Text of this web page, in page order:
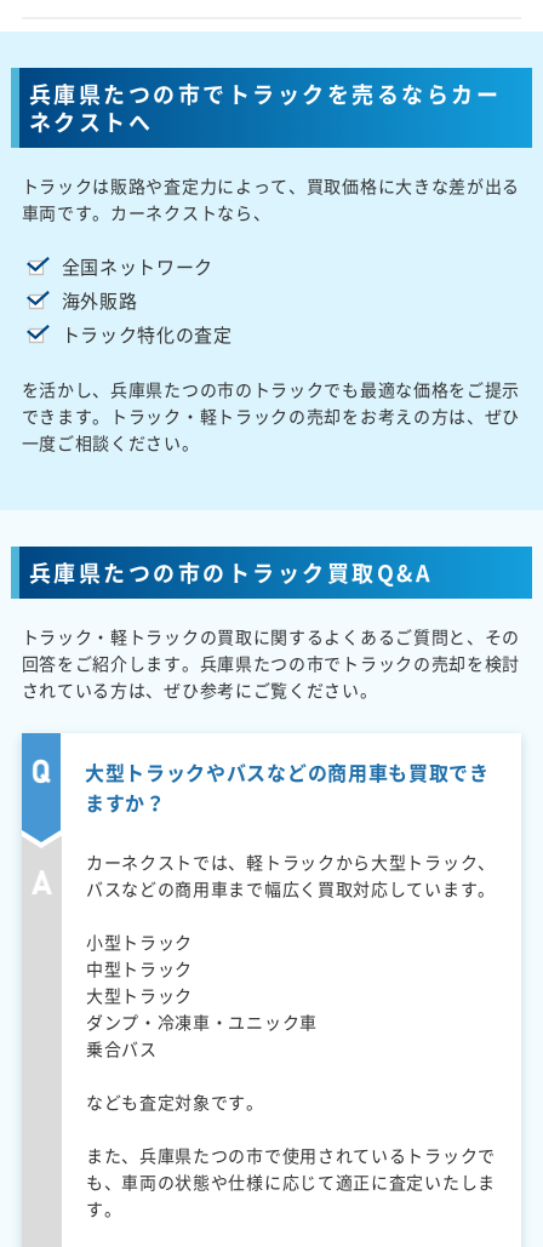
兵庫県たつの市でトラックを売るならカー
ネクストへ
トラックは販路や査定力によって、買取価格に大きな差が出る
車両です。カーネクストなら、
全国ネットワーク
海外販路
トラック特化の査定
を活かし、兵庫県たつの市のトラックでも最適な価格をご提示
できます。トラック・軽トラックの売却をお考えの方は、ぜひ
一度ご相談ください。
兵庫県たつの市のトラック買取Q&A
トラック・軽トラックの買取に関するよくあるご質問と、その
回答をご紹介します。兵庫県たつの市でトラックの売却を検討
されている方は、ぜひ参考にご覧ください。
大型トラックやバスなどの商用車も買取でき
ますか？
カーネクストでは、軽トラックから大型トラック、
バスなどの商用車まで幅広く買取対応しています。
小型トラック
中型トラック
大型トラック
ダンプ・冷凍車・ユニック車
乗合バス
なども査定対象です。
また、兵庫県たつの市で使用されているトラックで
も、車両の状態や仕様に応じて適正に査定いたしま
す。